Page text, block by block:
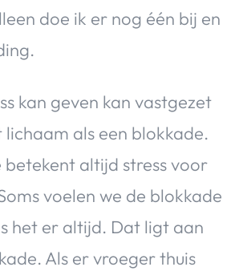
doe ik er nog één bij en
kan geven kan vastgezet
als een blokkade.
betekent altijd stress voor
voelen we de blokkade
het er altijd. Dat ligt aan
Als er vroeger thuis